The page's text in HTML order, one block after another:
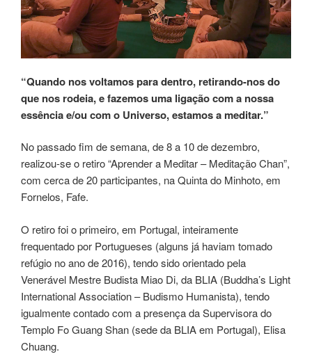
“Quando nos voltamos para dentro, retirando-nos do
que nos rodeia, e fazemos uma ligação com a nossa
essência e/ou com o Universo, estamos a meditar.”
No passado fim de semana, de 8 a 10 de dezembro,
realizou-se o retiro “Aprender a Meditar – Meditação Chan”,
com cerca de 20 participantes, na Quinta do Minhoto, em
Fornelos, Fafe.
O retiro foi o primeiro, em Portugal, inteiramente
frequentado por Portugueses (alguns já haviam tomado
refúgio no ano de 2016), tendo sido orientado pela
Venerável Mestre Budista Miao Di, da BLIA (Buddha’s Light
International Association – Budismo Humanista), tendo
igualmente contado com a presença da Supervisora do
Templo Fo Guang Shan (sede da BLIA em Portugal), Elisa
Chuang.